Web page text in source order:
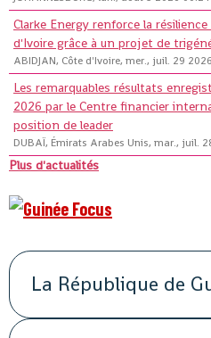
Clarke Energy renforce la
d'Ivoire grâce à un projet de
ABIDJAN, Côte d'Ivoire, mer., juil. 29
Les remarquables résultats
2026 par le Centre financier
position de leader
DUBAÏ, Émirats Arabes Unis, mar., juil.
Plus d'actualités
La République de